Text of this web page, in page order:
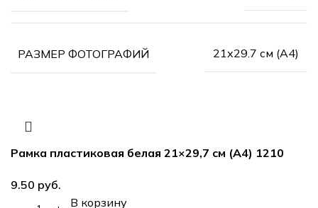
РАЗМЕР ФОТОГРАФИЙ 21х29.7 см (А4)
Рамка пластиковая белая 21×29,7 см (А4) 1210
руб.
В корзину